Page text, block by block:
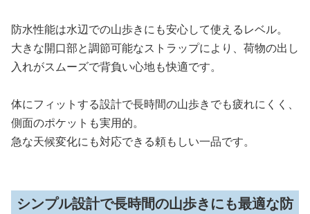
防水性能は水辺での山歩きにも安心して使えるレベル。
大きな開口部と調節可能なストラップにより、荷物の出し
入れがスムーズで背負い心地も快適です。
体にフィットする設計で長時間の山歩きでも疲れにくく、
側面のポケットも実用的。
急な天候変化にも対応できる頼もしい一品です。
シンプル設計で長時間の山歩きにも最適な防